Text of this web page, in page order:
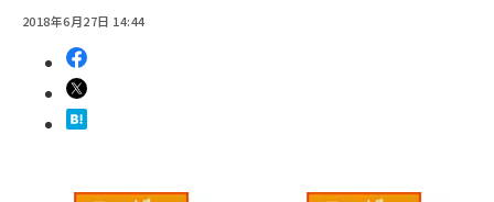
2018年6月27日 14:44